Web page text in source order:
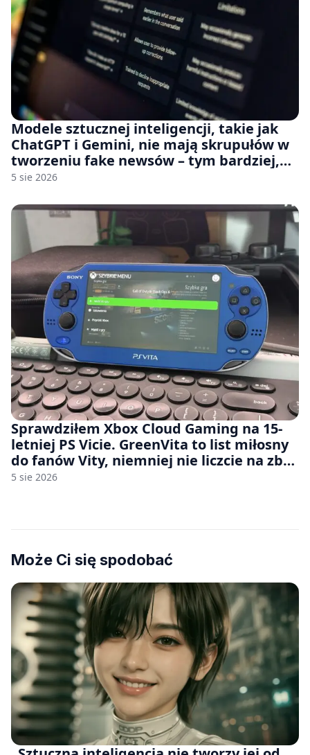
Modele sztucznej inteligencji, takie jak
ChatGPT i Gemini, nie mają skrupułów w
tworzeniu fake newsów – tym bardziej,
jeśli rozmawiasz z nimi po polsku
5 sie 2026
Sprawdziłem Xbox Cloud Gaming na 15-
letniej PS Vicie. GreenVita to list miłosny
do fanów Vity, niemniej nie liczcie na zbyt
wiele [FELIETON]
5 sie 2026
Może Ci się spodobać